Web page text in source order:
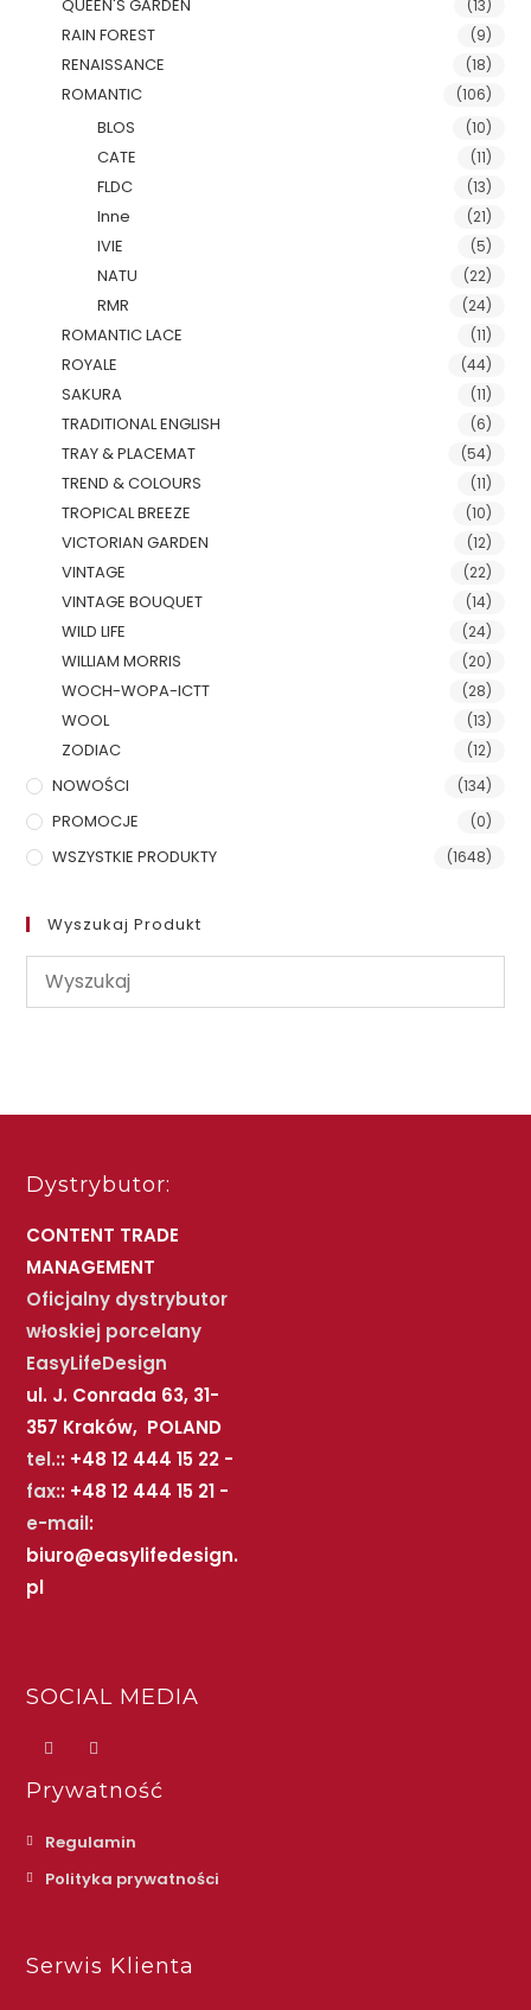
QUEEN'S GARDEN (13)
RAIN FOREST (9)
RENAISSANCE (18)
ROMANTIC (106)
BLOS (10)
CATE (11)
FLDC (13)
Inne (21)
IVIE (5)
NATU (22)
RMR (24)
ROMANTIC LACE (11)
ROYALE (44)
SAKURA (11)
TRADITIONAL ENGLISH (6)
TRAY & PLACEMAT (54)
TREND & COLOURS (11)
TROPICAL BREEZE (10)
VICTORIAN GARDEN (12)
VINTAGE (22)
VINTAGE BOUQUET (14)
WILD LIFE (24)
WILLIAM MORRIS (20)
WOCH-WOPA-ICTT (28)
WOOL (13)
ZODIAC (12)
NOWOŚCI (134)
PROMOCJE (0)
WSZYSTKIE PRODUKTY (1648)
Wyszukaj Produkt
Dystrybutor:
CONTENT TRADE
MANAGEMENT
Oficjalny dystrybutor
włoskiej porcelany
EasyLifeDesign
ul. J. Conrada 63, 31-
357 Kraków, POLAND
tel.:: +48 12 444 15 22 -
fax:: +48 12 444 15 21 -
e-mail:
biuro@easylifedesign.
pl
SOCIAL MEDIA
Prywatność
Regulamin
Polityka prywatności
Serwis Klienta